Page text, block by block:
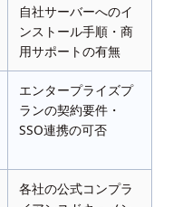
自社サーバーへのイ
ンストール手順・商
用サポートの有無
エンタープライズプ
ランの契約要件・
SSO連携の可否
各社の公式コンプラ